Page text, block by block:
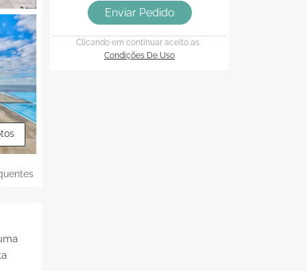
Enviar Pedido
Clicando em continuar aceito as
Condições De Uso